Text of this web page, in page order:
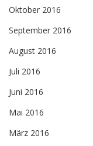
Oktober 2016
September 2016
August 2016
Juli 2016
Juni 2016
Mai 2016
März 2016